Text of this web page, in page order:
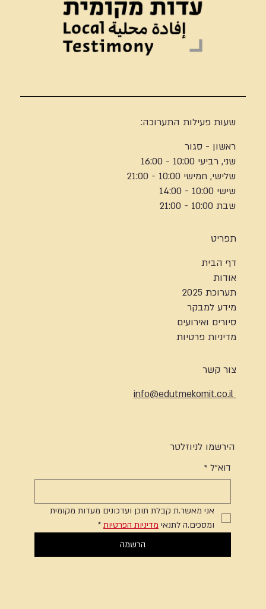
שעות פעילות התערוכה:
ראשון - סגור
שני, רביעי 10:00 - 16:00
שלישי, חמישי 10:00 - 21:00
שישי 10:00 - 14:00
שבת 10:00 - 21:00
תפריט
דף הבית
אודות
תערוכת 2025
מידע למבקר
סיורים ואירועים
מדיניות פרטיות
צור קשר
info@edutmekomit.co.il
הירשמו לניוזלטר
דוא"ל *
אני מאשר.ת קבלת תוכן ועדכונים מעדות מקומית
ומסכים.ה לתנאי מדיניות הפרטיות *
הרשמה